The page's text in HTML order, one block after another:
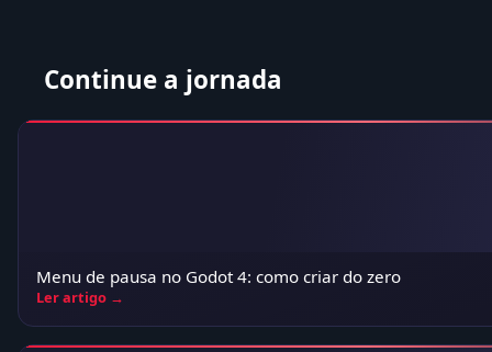
Continue a jornada
Menu de pausa no Godot 4: como criar do zero
Ler artigo →